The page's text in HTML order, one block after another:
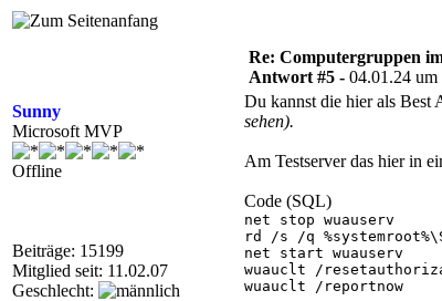
Sunny
Microsoft MVP
Offline
Beiträge: 15199
Mitglied seit: 11.02.07
Geschlecht:
Re: Computergruppen
Antwort #5 - 04.01.24 um
Du kannst die hier als Best
sehen).
Am Testserver das hier in
Code (SQL)
net stop wuauserv
rd /s /q
net start wuauserv
wuauclt /
wuauclt /reportnow